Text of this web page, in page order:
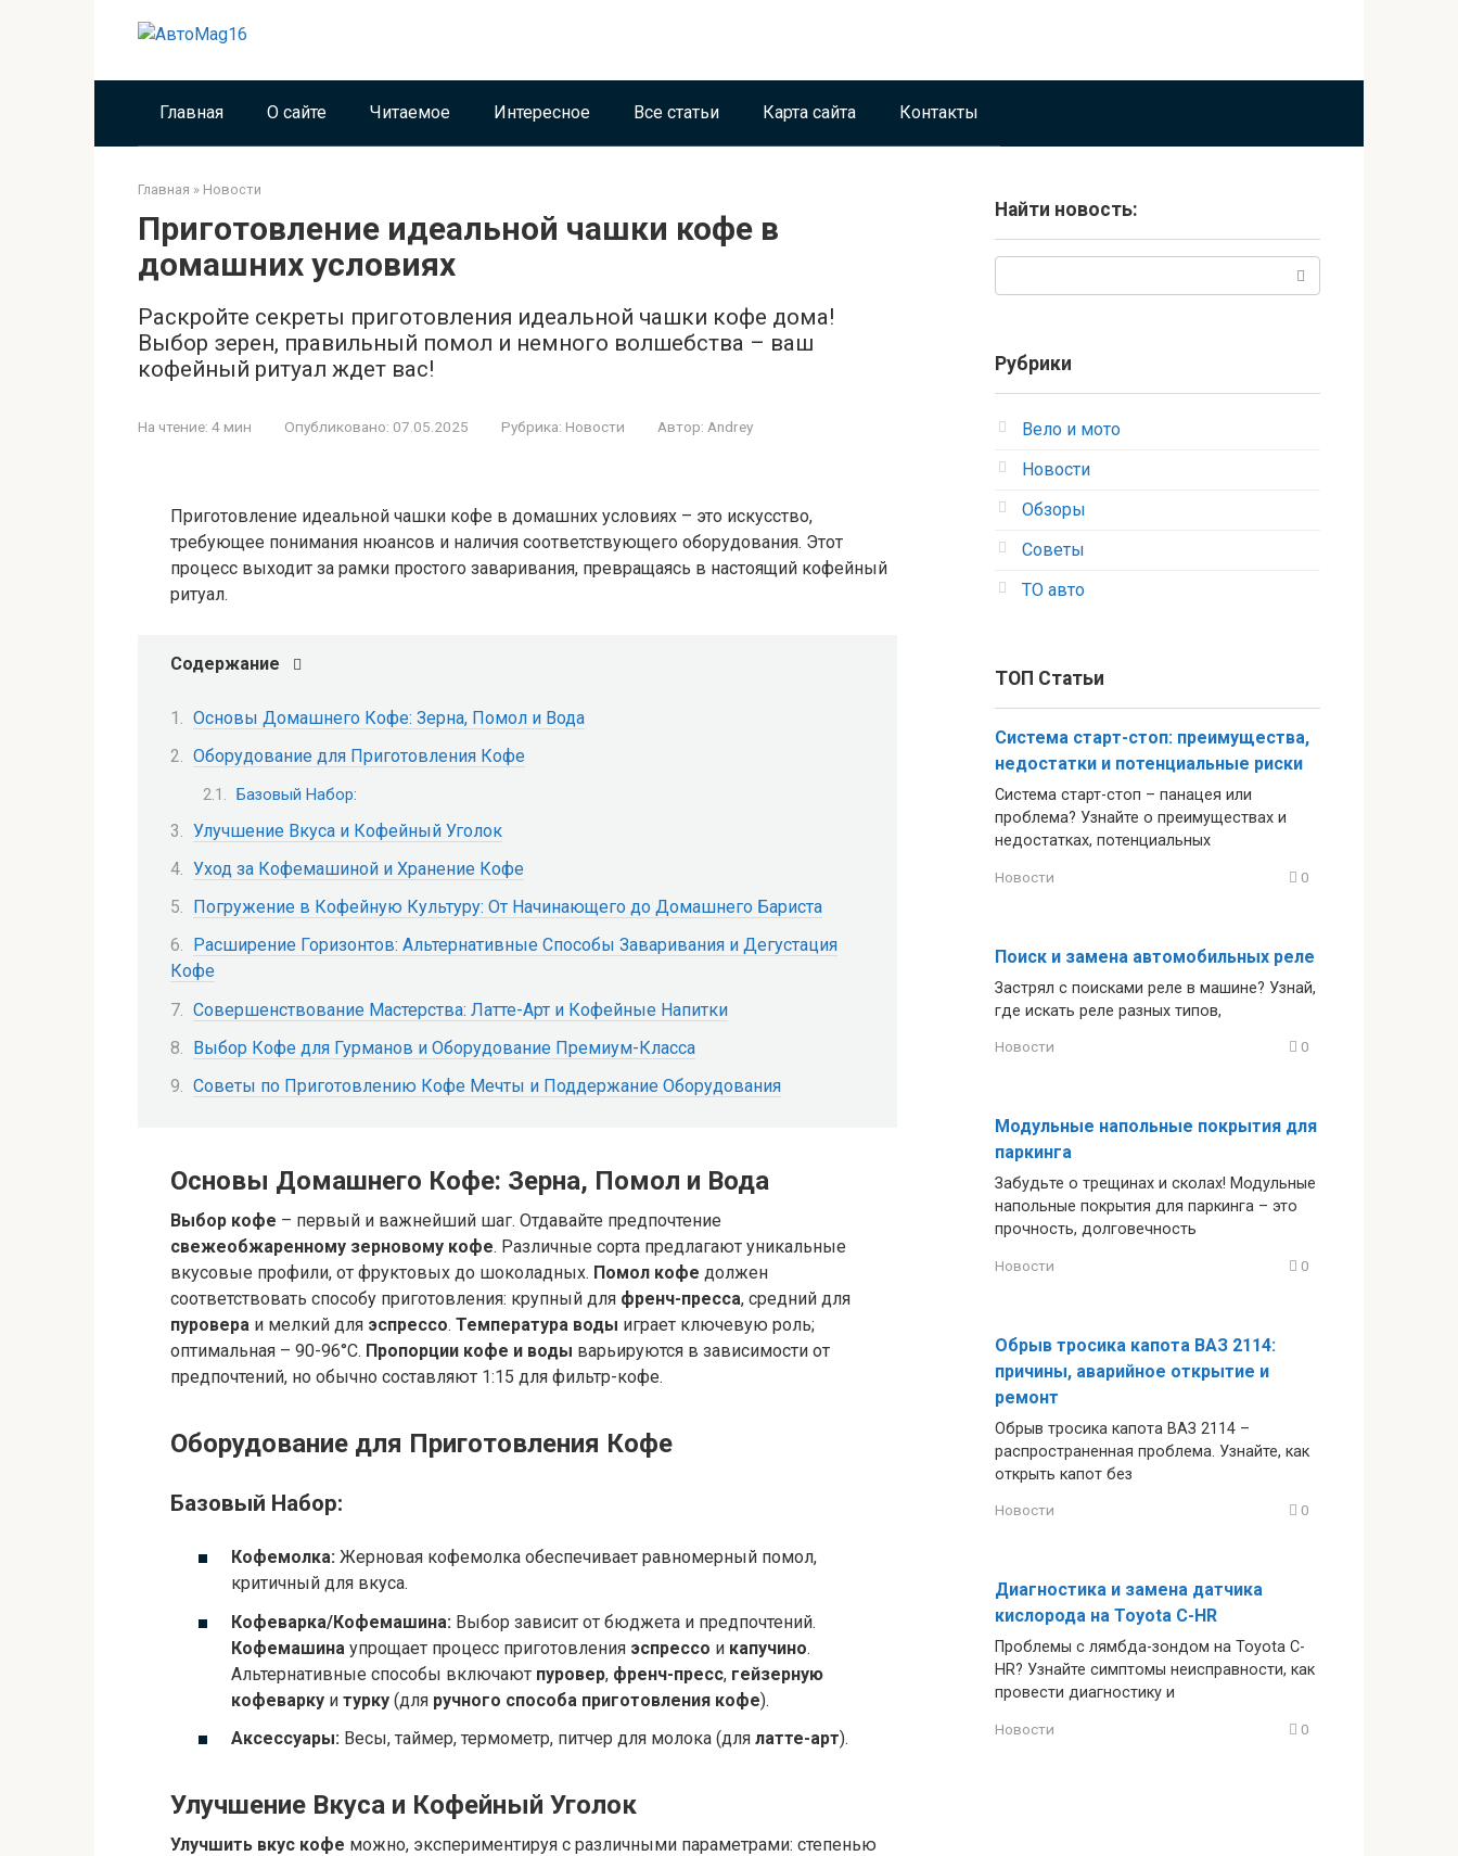
Главная О сайте Читаемое Интересное Все статьи Карта сайта Контакты
Главная » Новости
Приготовление идеальной чашки кофе в
домашних условиях
Раскройте секреты приготовления идеальной чашки кофе дома!
Выбор зерен, правильный помол и немного волшебства – ваш
кофейный ритуал ждет вас!
На чтение: 4 мин Опубликовано: 07.05.2025 Рубрика: Новости Автор: Andrey
Приготовление идеальной чашки кофе в домашних условиях – это искусство,
требующее понимания нюансов и наличия соответствующего оборудования. Этот
процесс выходит за рамки простого заваривания, превращаясь в настоящий кофейный
ритуал.
Содержание
Основы Домашнего Кофе: Зерна, Помол и Вода
Оборудование для Приготовления Кофе
Базовый Набор:
Улучшение Вкуса и Кофейный Уголок
Уход за Кофемашиной и Хранение Кофе
Погружение в Кофейную Культуру: От Начинающего до Домашнего Бариста
Расширение Горизонтов: Альтернативные Способы Заваривания и Дегустация
Кофе
Совершенствование Мастерства: Латте-Арт и Кофейные Напитки
Выбор Кофе для Гурманов и Оборудование Премиум-Класса
Советы по Приготовлению Кофе Мечты и Поддержание Оборудования
Основы Домашнего Кофе: Зерна, Помол и Вода
Выбор кофе – первый и важнейший шаг. Отдавайте предпочтение
свежеобжаренному зерновому кофе. Различные сорта предлагают уникальные
вкусовые профили, от фруктовых до шоколадных. Помол кофе должен
соответствовать способу приготовления: крупный для френч-пресса, средний для
пуровера и мелкий для эспрессо. Температура воды играет ключевую роль;
оптимальная – 90-96°C. Пропорции кофе и воды варьируются в зависимости от
предпочтений, но обычно составляют 1:15 для фильтр-кофе.
Оборудование для Приготовления Кофе
Базовый Набор:
Кофемолка: Жерновая кофемолка обеспечивает равномерный помол,
критичный для вкуса.
Кофеварка/Кофемашина: Выбор зависит от бюджета и предпочтений.
Кофемашина упрощает процесс приготовления эспрессо и капучино.
Альтернативные способы включают пуровер, френч-пресс, гейзерную
кофеварку и турку (для ручного способа приготовления кофе).
Аксессуары: Весы, таймер, термометр, питчер для молока (для латте-арт).
Улучшение Вкуса и Кофейный Уголок
Улучшить вкус кофе можно, экспериментируя с различными параметрами: степенью
Найти новость:
Рубрики
Вело и мото
Новости
Обзоры
Советы
ТО авто
ТОП Статьи
Система старт-стоп: преимущества,
недостатки и потенциальные риски
Система старт-стоп – панацея или
проблема? Узнайте о преимуществах и
недостатках, потенциальных
Новости 0
Поиск и замена автомобильных реле
Застрял с поисками реле в машине? Узнай,
где искать реле разных типов,
Новости 0
Модульные напольные покрытия для
паркинга
Забудьте о трещинах и сколах! Модульные
напольные покрытия для паркинга – это
прочность, долговечность
Новости 0
Обрыв тросика капота ВАЗ 2114:
причины, аварийное открытие и
ремонт
Обрыв тросика капота ВАЗ 2114 –
распространенная проблема. Узнайте, как
открыть капот без
Новости 0
Диагностика и замена датчика
кислорода на Toyota C-HR
Проблемы с лямбда-зондом на Toyota C-
HR? Узнайте симптомы неисправности, как
провести диагностику и
Новости 0